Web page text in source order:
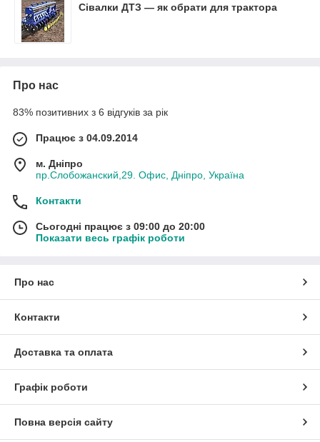
Сівалки ДТЗ — як обрати для трактора
Про нас
83% позитивних з 6 відгуків за рік
Працює з 04.09.2014
м. Дніпро
пр.Слобожанский,29. Офис, Дніпро, Україна
Контакти
Сьогодні працює з 09:00 до 20:00
Показати весь графік роботи
Про нас
Контакти
Доставка та оплата
Графік роботи
Повна версія сайту